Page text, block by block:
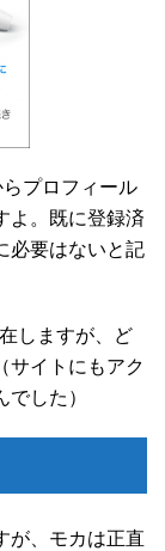
プロフィール
よ。既に登録済
必要はないと記
しますが、ど
サイトにもアク
した）
が、モカは正直